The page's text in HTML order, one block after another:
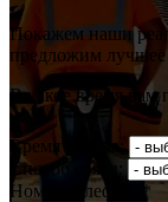
Покажем наши
предложим
В какое время вам
Время звонка:
Способ связи:
Номер телефона*